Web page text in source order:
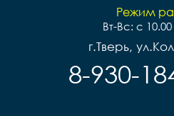
Режим
Вт-Вс: с
г.Тверь,
8-930-